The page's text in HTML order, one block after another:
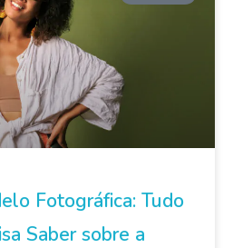
Fotográfica: Tudo
Saber sobre a